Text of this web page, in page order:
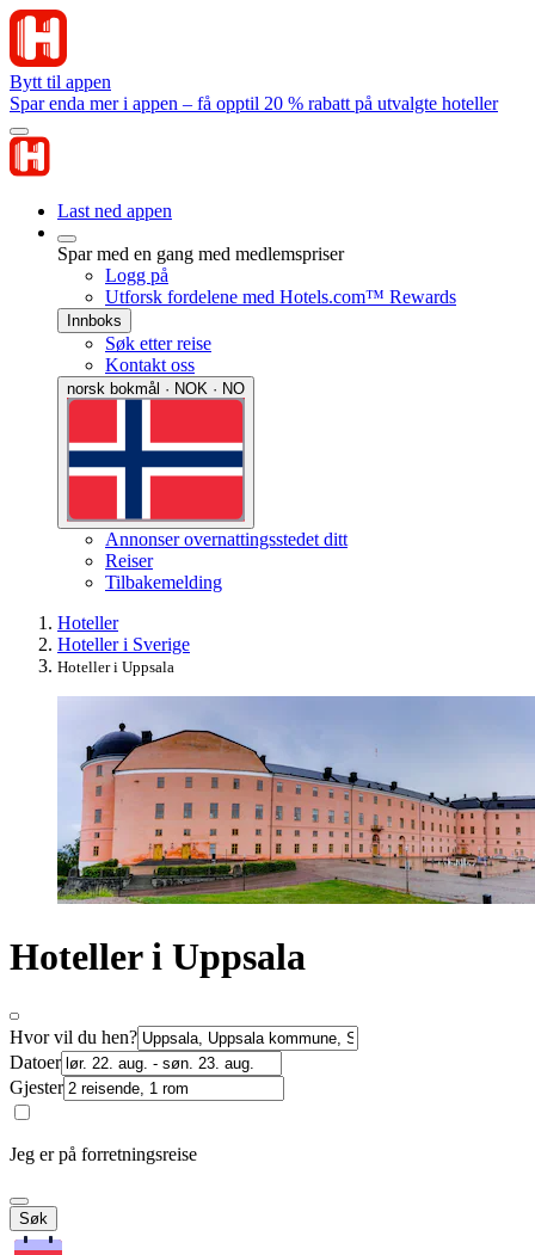
Bytt til appen
Spar enda mer i appen – få opptil 20 % rabatt på utvalgte hoteller
Last ned appen
Spar med en gang med medlemspriser
Logg på
Utforsk fordelene med Hotels.com™ Rewards
Innboks
Søk etter reise
Kontakt oss
norsk bokmål · NOK · NO
Annonser overnattingsstedet ditt
Reiser
Tilbakemelding
Hoteller
Hoteller i Sverige
Hoteller i Uppsala
Hoteller i Uppsala
Hvor vil du hen?
Datoer
Gjester
Jeg er på forretningsreise
Søk